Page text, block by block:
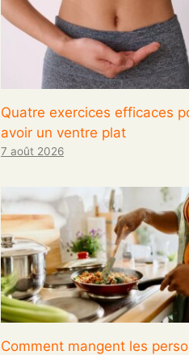
Quatre exercices efficaces
avoir un ventre plat
7 août 2026
Comment mangent les